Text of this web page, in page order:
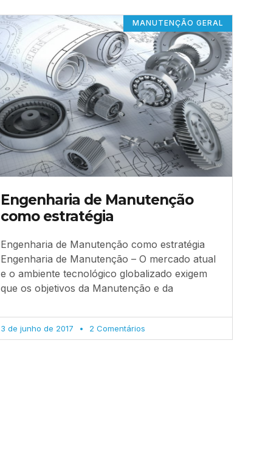
MANUTENÇÃO GERAL
Engenharia de Manutenção
como estratégia
Engenharia de Manutenção como estratégia
Engenharia de Manutenção – O mercado atual
e o ambiente tecnológico globalizado exigem
que os objetivos da Manutenção e da
3 de junho de 2017 2 Comentários